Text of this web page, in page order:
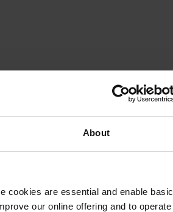
About
cookies are essential and enable basic
our online offering and to operate